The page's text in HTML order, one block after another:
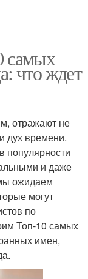
самых
что ждет
отражают не
дух времени.
популярности
и даже
ожидаем
могут
по
Топ-10 самых
имен,